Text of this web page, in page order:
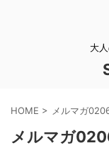
大
HOME > メルマガ
メルマガ